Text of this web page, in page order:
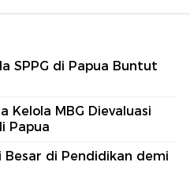
SPPG di Papua Buntut
Kelola MBG Dievaluasi
Papua
Besar di Pendidikan demi